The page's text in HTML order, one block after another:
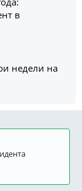
в
недели на